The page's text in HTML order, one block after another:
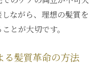
ながら、理想の髪質を
とが大切です。
る髪質革命の方法